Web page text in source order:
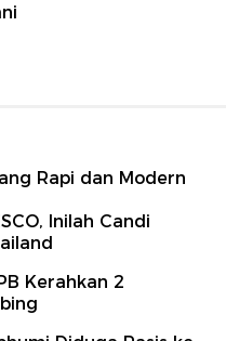
Rapi dan Modern
Inilah Candi
Kerahkan 2